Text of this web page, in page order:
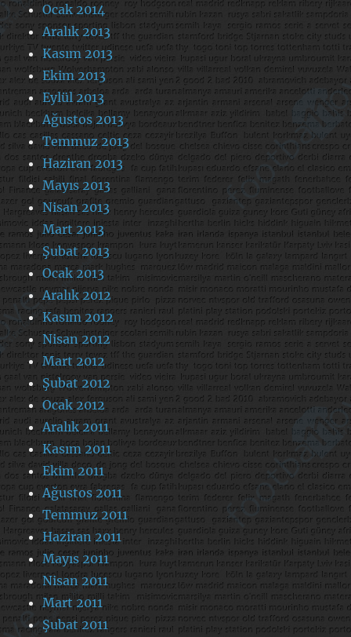
Ocak 2014
Aralık 2013
Kasım 2013
Ekim 2013
Eylül 2013
Ağustos 2013
Temmuz 2013
Haziran 2013
Mayıs 2013
Nisan 2013
Mart 2013
Şubat 2013
Ocak 2013
Aralık 2012
Kasım 2012
Nisan 2012
Mart 2012
Şubat 2012
Ocak 2012
Aralık 2011
Kasım 2011
Ekim 2011
Ağustos 2011
Temmuz 2011
Haziran 2011
Mayıs 2011
Nisan 2011
Mart 2011
Şubat 2011